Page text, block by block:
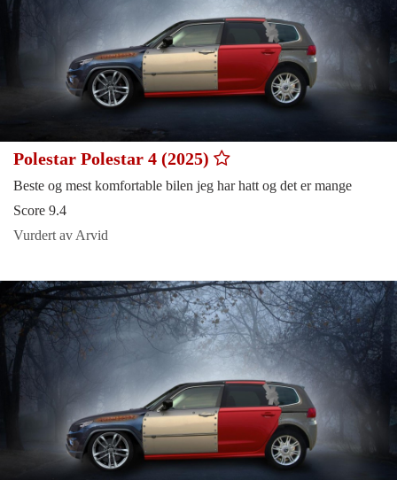
Polestar Polestar 4 (2025)
Beste og mest komfortable bilen jeg har hatt og det er mange
Score 9.4
Vurdert av Arvid